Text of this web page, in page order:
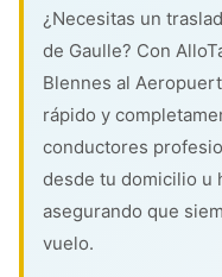
¿Necesitas un
de Gaulle? Con
Blennes al
rápido y
conductores
desde tu domicilio u
asegurando que
vuelo.